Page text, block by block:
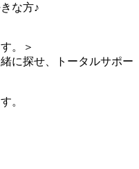
な方♪
。＞
に探せ、トータルサポー
。